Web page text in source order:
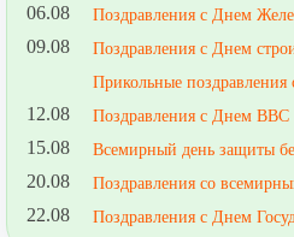
06.08 Поздравления с Днем
09.08
Поздравления с Днем
Прикольные поздравления
12.08 Поздравления с Днем ВВС
15.08 Всемирный день защиты
20.08 Поздравления со
22.08 Поздравления с Днем